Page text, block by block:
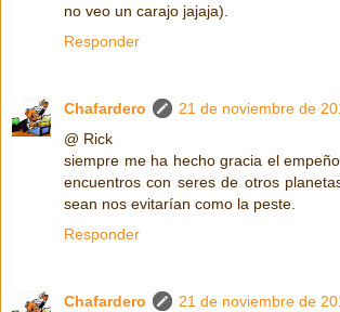
no veo un carajo jajaja).
Responder
Chafardero
21 de noviembre de
@ Rick
siempre me ha hecho gracia el
encuentros con seres de otros
sean nos evitarían como la peste.
Responder
Chafardero
21 de noviembre de